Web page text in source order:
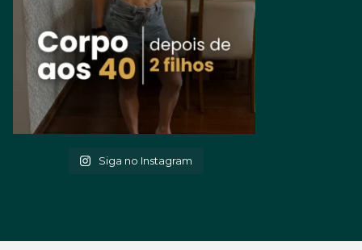
Siga no Instagram